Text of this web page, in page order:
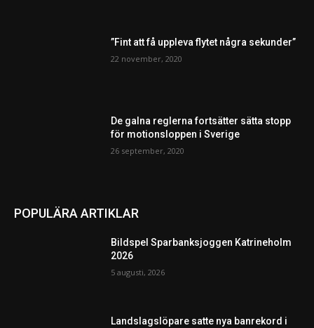
”Fint att få uppleva flytet några sekunder”
22 november, 2020
De galna reglerna fortsätter sätta stopp
för motionsloppen i Sverige
26 september, 2020
POPULÄRA ARTIKLAR
Bildspel Sparbanksjoggen Katrineholm
2026
5 augusti, 2026
Landslagslöpare satte nya banrekord i